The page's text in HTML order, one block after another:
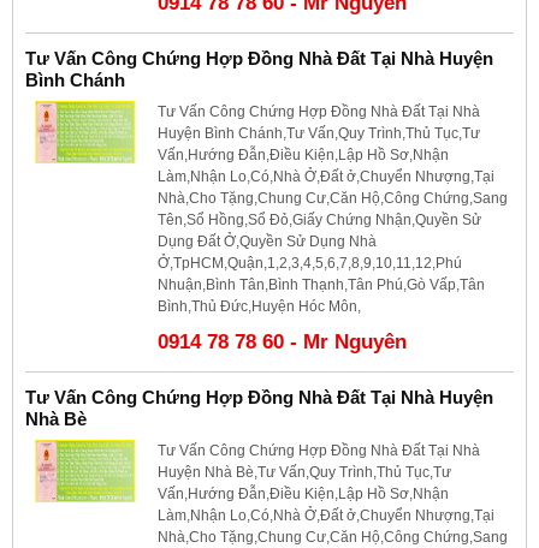
Tư Vấn Công Chứng Hợp Đồng Nhà Đất Tại Nhà Huyện
Bình Chánh
Tư Vấn Công Chứng Hợp Đồng Nhà Đất Tại Nhà
Huyện Bình Chánh,Tư Vấn,Quy Trình,Thủ Tục,Tư
Vấn,Hướng Đẫn,Điều Kiện,Lập Hồ Sơ,Nhận
Làm,Nhận Lo,Có,Nhà Ở,Đất ở,Chuyển Nhượng,Tại
Nhà,Cho Tặng,Chung Cư,Căn Hộ,Công Chứng,Sang
Tên,Sổ Hồng,Sổ Đỏ,Giấy Chứng Nhận,Quyền Sử
Dụng Đất Ở,Quyền Sử Dụng Nhà
Ở,TpHCM,Quận,1,2,3,4,5,6,7,8,9,10,11,12,Phú
Nhuận,Bình Tân,Bình Thạnh,Tân Phú,Gò Vấp,Tân
Bình,Thủ Đức,Huyện Hóc Môn,
0914 78 78 60 - Mr Nguyên
Tư Vấn Công Chứng Hợp Đồng Nhà Đất Tại Nhà Huyện
Nhà Bè
Tư Vấn Công Chứng Hợp Đồng Nhà Đất Tại Nhà
Huyện Nhà Bè,Tư Vấn,Quy Trình,Thủ Tục,Tư
Vấn,Hướng Đẫn,Điều Kiện,Lập Hồ Sơ,Nhận
Làm,Nhận Lo,Có,Nhà Ở,Đất ở,Chuyển Nhượng,Tại
Nhà,Cho Tặng,Chung Cư,Căn Hộ,Công Chứng,Sang